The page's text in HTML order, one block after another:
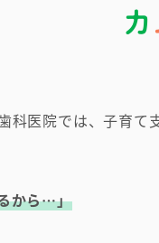
カ
医院では、子育て
から…」